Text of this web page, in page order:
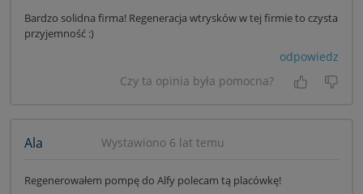
Bardzo solidna firma! Regeneracja wtrysków w tej firmie to czysta
przyjemność :)
odpowiedz
Czy ta opinia była pomocna?
Tak, była
Nie
Ala Wystawiono 6 lat temu
Regenerowałem pompę do Alfy polecam tą placówkę!